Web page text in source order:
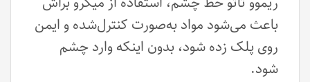
باعث می‌شود مواد به‌صورت کنترل‌شده و ایمن
روی پلک زده شود، بدون اینکه وارد چشم
شود.